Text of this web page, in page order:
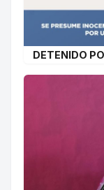
DETENIDO